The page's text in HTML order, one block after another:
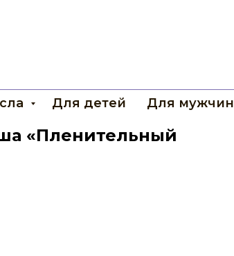
Для детей Для мужчин
«Пленительный